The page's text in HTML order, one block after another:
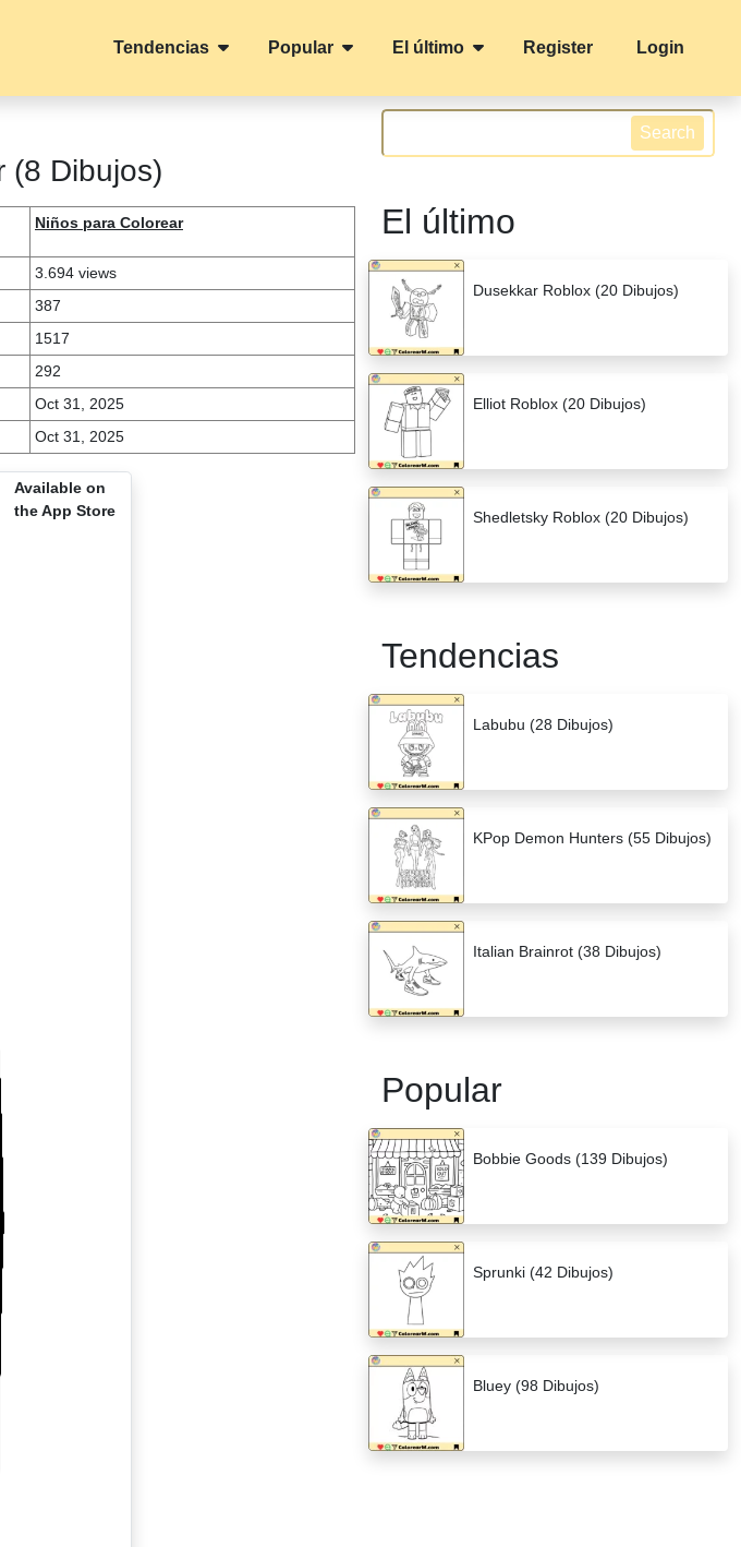
Tendencias Popular El último Register Login
(8 Dibujos)
Niños para Colorear
3.694 views
387
1517
292
Oct 31, 2025
Oct 31, 2025
Available on
the App Store
Search
El último
Dusekkar Roblox (20 Dibujos)
Elliot Roblox (20 Dibujos)
Shedletsky Roblox (20 Dibujos)
Tendencias
Labubu (28 Dibujos)
KPop Demon Hunters (55 Dibujos)
Italian Brainrot (38 Dibujos)
Popular
Bobbie Goods (139 Dibujos)
Sprunki (42 Dibujos)
Bluey (98 Dibujos)